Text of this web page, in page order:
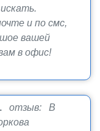
и по смс,
вашей
в офис!
отзыв: В